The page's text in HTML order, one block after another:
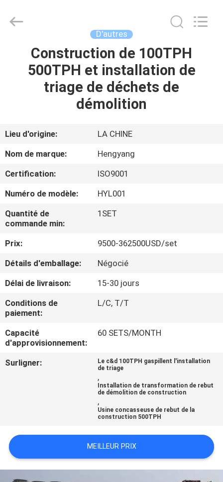
MAISON
PRODUITS
SUJET
DE
NOUS
VISITE
D'USINE
CONTRÔLE
DE
QUALITÉ
CONTACTEZ-
NOUS
NOUVELLES
DU
SITE
Zhengzhou
Hengyang
D'autres
Construction de 100TPH
500TPH et installation de
triage de déchets de
démolition
Lieu d'origine:
LA CHINE
Nom de marque:
Hengyang
Certification:
ISO9001
Numéro de modèle:
HYL001
Quantité de
commande min:
1SET
Prix:
9500-362500USD/set
Détails d'emballage:
Négocié
Délai de livraison:
15-30 jours
Conditions de
paiement:
L/C, T/T
Capacité
d'approvisionnement:
60 SETS/MONTH
Surligner:
Le c&d 100TPH gaspillent l'installation
de triage
,
Installation de transformation de rebut
de démolition de construction
,
Usine concasseuse de rebut de la
construction 500TPH
MEILLEUR PRIX